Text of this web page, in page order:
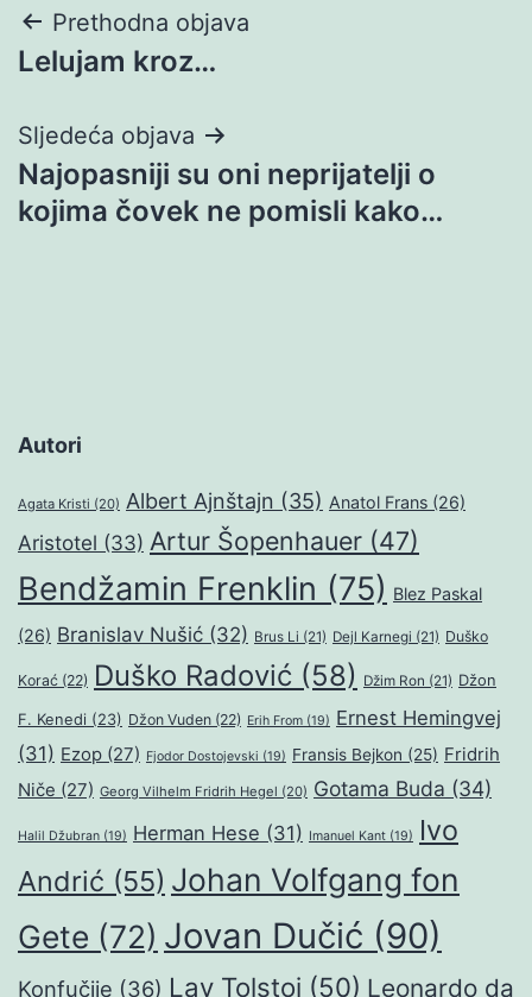
Navigacija
objava
Prethodna objava
Lelujam kroz…
Sljedeća objava
Najopasniji su oni neprijatelji o
kojima čovek ne pomisli kako…
Autori
Agata Kristi (20) Albert Ajnštajn (35) Anatol Frans (26)
Aristotel (33) Artur Šopenhauer (47)
Bendžamin Frenklin (75) Blez Paskal
(26) Branislav Nušić (32) Brus Li (21) Dejl Karnegi (21) Duško
Korać (22) Duško Radović (58) Džim Ron (21) Džon
F. Kenedi (23) Džon Vuden (22) Erih From (19) Ernest Hemingvej
(31) Ezop (27) Fjodor Dostojevski (19) Fransis Bejkon (25) Fridrih
Niče (27) Georg Vilhelm Fridrih Hegel (20) Gotama Buda (34)
Halil Džubran (19) Herman Hese (31) Imanuel Kant (19)
Ivo
Andrić (55) Johan Volfgang fon
Gete (72) Jovan Dučić (90)
Konfučije (36) Lav Tolstoj (50) Leonardo da